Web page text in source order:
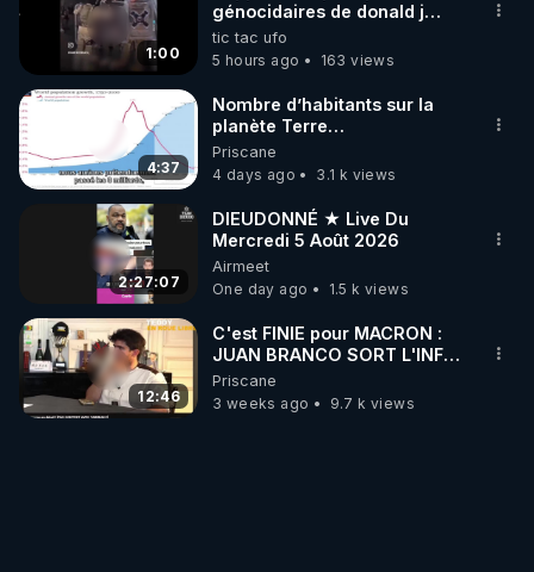
1:00
génocidaires de donald j
trump et ses supporters
trumpistes 424et 666.
tic tac ufo
5 hours ago
163 views
4:37
Nombre d’habitants sur la
planète Terre…
Priscane
4 days ago
3.1 k views
2:27:07
DIEUDONNÉ ★ Live Du
Mercredi 5 Août 2026
Airmeet
One day ago
1.5 k views
12:46
C'est FINIE pour MACRON :
JUAN BRANCO SORT L'INFO
ULTIME JAMAIS RÉVÈLÉ !les
Priscane
3 weeks ago
9.7 k views